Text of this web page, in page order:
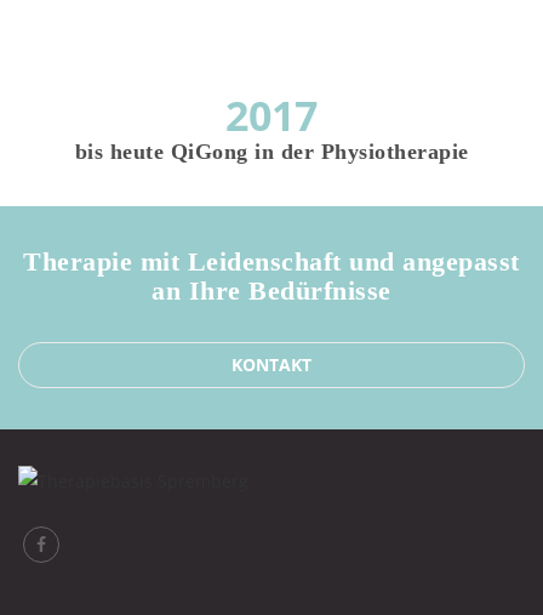
2017
bis heute QiGong in der Physiotherapie
Therapie mit Leidenschaft und angepasst
an Ihre Bedürfnisse
KONTAKT